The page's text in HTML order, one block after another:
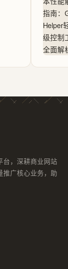
台，深耕商业网站
推广核心业务，助